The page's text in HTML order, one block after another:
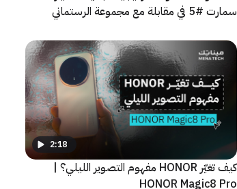
سمارت #5 في مقابلة مع مجموعة الرستماني
2:18
كيف تغيّر HONOR مفهوم التصوير الليلي؟ |
HONOR Magic8 Pro